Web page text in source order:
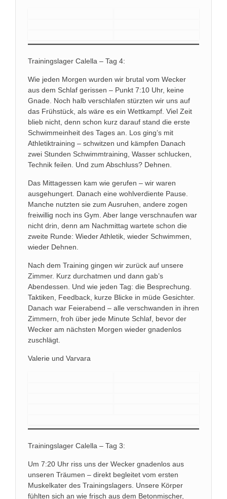
Trainingslager Calella – Tag 4:
Wie jeden Morgen wurden wir brutal vom Wecker
aus dem Schlaf gerissen – Punkt 7:10 Uhr, keine
Gnade. Noch halb verschlafen stürzten wir uns auf
das Frühstück, als wäre es ein Wettkampf. Viel Zeit
blieb nicht, denn schon kurz darauf stand die erste
Schwimmeinheit des Tages an. Los ging’s mit
Athletiktraining – schwitzen und kämpfen Danach
zwei Stunden Schwimmtraining, Wasser schlucken,
Technik feilen. Und zum Abschluss? Dehnen.
Das Mittagessen kam wie gerufen – wir waren
ausgehungert. Danach eine wohlverdiente Pause.
Manche nutzten sie zum Ausruhen, andere zogen
freiwillig noch ins Gym. Aber lange verschnaufen war
nicht drin, denn am Nachmittag wartete schon die
zweite Runde: Wieder Athletik, wieder Schwimmen,
wieder Dehnen.
Nach dem Training gingen wir zurück auf unsere
Zimmer. Kurz durchatmen und dann gab’s
Abendessen. Und wie jeden Tag: die Besprechung.
Taktiken, Feedback, kurze Blicke in müde Gesichter.
Danach war Feierabend – alle verschwanden in ihren
Zimmern, froh über jede Minute Schlaf, bevor der
Wecker am nächsten Morgen wieder gnadenlos
zuschlägt.
Valerie und Varvara
Trainingslager Calella – Tag 3:
Um 7:20 Uhr riss uns der Wecker gnadenlos aus
unseren Träumen – direkt begleitet vom ersten
Muskelkater des Trainingslagers. Unsere Körper
fühlten sich an wie frisch aus dem Betonmischer,